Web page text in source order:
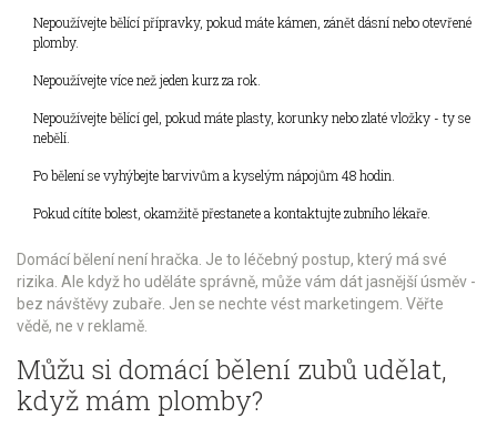
Nepoužívejte bělící přípravky, pokud máte kámen, zánět dásní nebo otevřené
plomby.
Nepoužívejte více než jeden kurz za rok.
Nepoužívejte bělící gel, pokud máte plasty, korunky nebo zlaté vložky - ty se
nebělí.
Po bělení se vyhýbejte barvivům a kyselým nápojům 48 hodin.
Pokud cítíte bolest, okamžitě přestanete a kontaktujte zubního lékaře.
Domácí bělení není hračka. Je to léčebný postup, který má své
rizika. Ale když ho uděláte správně, může vám dát jasnější úsměv -
bez návštěvy zubaře. Jen se nechte vést marketingem. Věřte
vědě, ne v reklamě.
Můžu si domácí bělení zubů udělat,
když mám plomby?